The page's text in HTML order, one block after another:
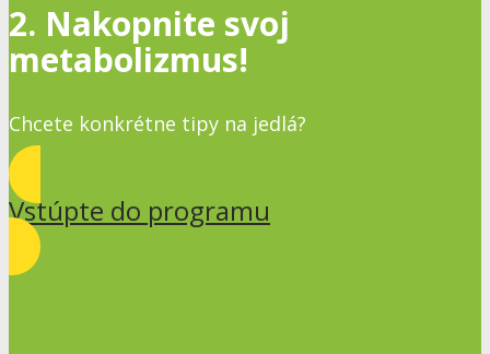
2. Nakopnite svoj
metabolizmus!
Chcete konkrétne tipy na jedlá?
Vstúpte do programu